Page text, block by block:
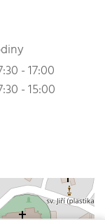
- 17:00
- 15:00